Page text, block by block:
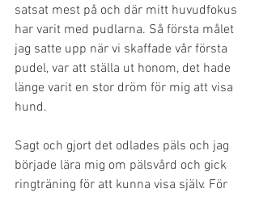
satsat mest på och där mitt huvudfokus
har varit med pudlarna. Så första målet
jag satte upp när vi skaffade vår första
pudel, var att ställa ut honom, det hade
länge varit en stor dröm för mig att visa
hund.
Sagt och gjort det odlades päls och jag
började lära mig om pälsvård och gick
ringträning för att kunna visa själv. För